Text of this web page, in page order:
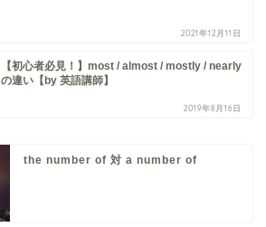
2021年12月11日
【初心者必見！】most / almost / mostly / nearly
の違い【by 英語講師】
2019年8月16日
the number of 対 a number of